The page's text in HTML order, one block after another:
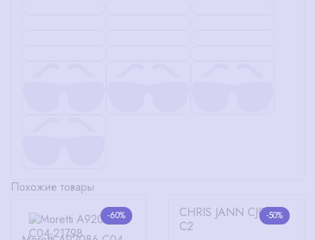
Похожие товары
-60% -50%
CHRIS JANN CJ0922
C2